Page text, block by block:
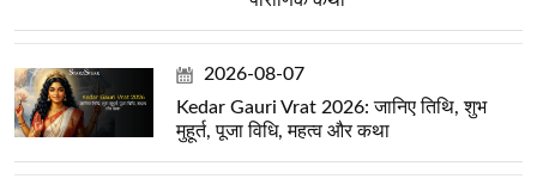
2026-08-07
Kedar Gauri Vrat 2026: जानिए तिथि, शुभ
मुहूर्त, पूजा विधि, महत्व और कथा